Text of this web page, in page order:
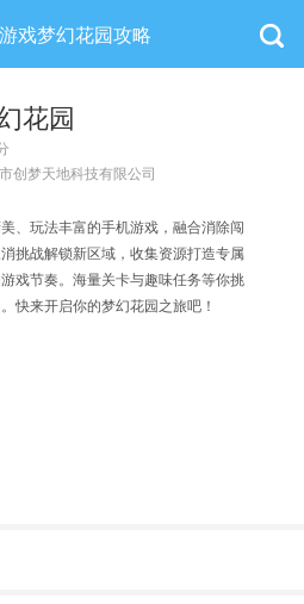
戏梦幻花园攻略
花园
创梦天地科技有限公司
、玩法丰富的手机游戏，融合消除闯
挑战解锁新区域，收集资源打造专属
戏节奏。海量关卡与趣味任务等你挑
快来开启你的梦幻花园之旅吧！